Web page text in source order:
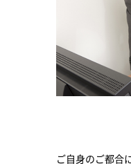
ご自身のご都合